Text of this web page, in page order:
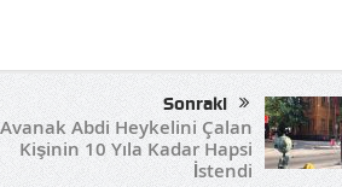
Sonraki
Avanak Abdi Heykelini Çalan
Kişinin 10 Yıla Kadar Hapsi
İstendi